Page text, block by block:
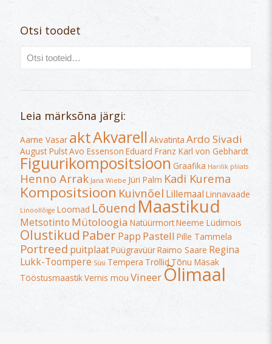
Otsi toodet
Leia märksõna järgi:
Aarne Vasar aktAkvarell Akvatinta Ardo Sivadi
August PulstAvo Essenson Eduard Franz Karl von Gebhardt
Figuurikompositsioon Graafika Harilik pliiats
Henno Arrak Jana Wiebe Jüri Palm Kadi Kurema
Kompositsioon Kuivnõel Lillemaal Linnavaade
Linoollõige Loomad Lõuend Maastikud
Metsotinto Mütoloogia NatüürmortNeeme Lüdimois
Olustikud PaberPapp Pastell Pille Tammela
Portreed puitplaatPüügravüürRaimo Saare Regina
Lukk-Toompere Süsi Tempera Trollid Tõnu Mäsak
TööstusmaastikVernis mou Vineer Õlimaal